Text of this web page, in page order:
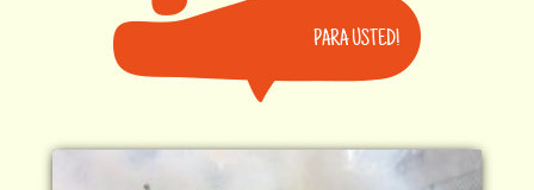
PARA USTED!